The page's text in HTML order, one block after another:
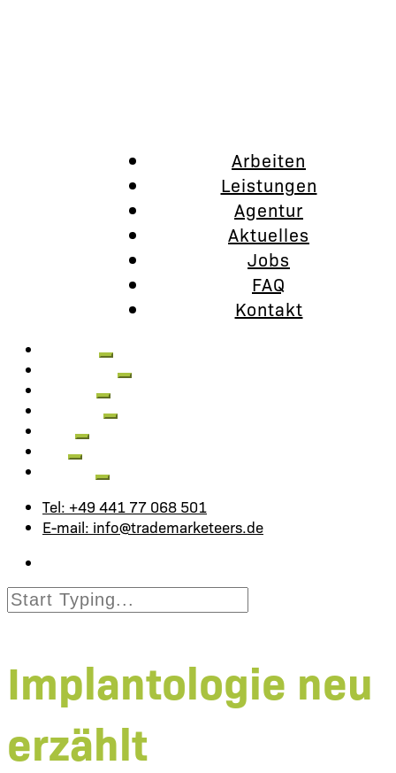
Arbeiten
Leistungen
Agentur
Aktuelles
Jobs
FAQ
Kontakt
Tel: +49 441 77 068 501
E-mail: info@trademarketeers.de
Implantologie neu
erzählt